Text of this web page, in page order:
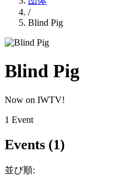
/
Blind Pig
Blind Pig
Now on IWTV!
1 Event
Events (1)
並び順: